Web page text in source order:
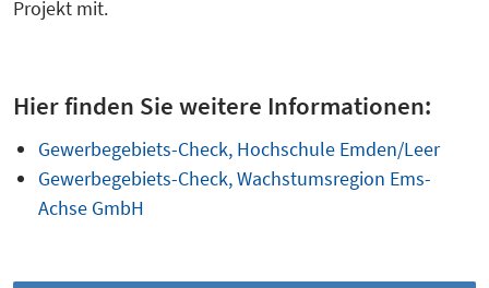
Projekt mit.
Hier finden Sie weitere Informationen:
Gewerbegebiets-Check, Hochschule Emden/Leer
Gewerbegebiets-Check, Wachstumsregion Ems-
Achse GmbH